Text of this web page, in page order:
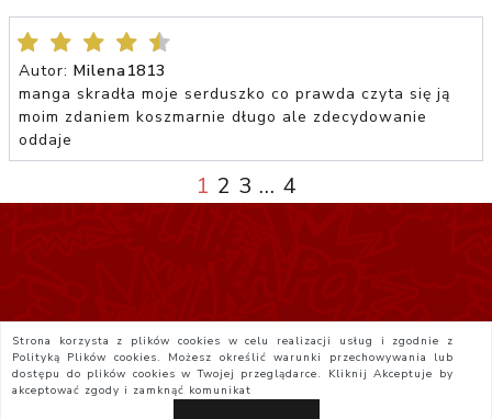
Autor: Milena1813
manga skradła moje serduszko co prawda czyta się ją
moim zdaniem koszmarnie długo ale zdecydowanie
oddaje
1 2 3 ... 4
Strona korzysta z plików cookies w celu realizacji usług i zgodnie z
Polityką Plików cookies. Możesz określić warunki przechowywania lub
dostępu do plików cookies w Twojej przeglądarce. KliknijAkceptuje by
akceptować zgody i zamknąć komunikat